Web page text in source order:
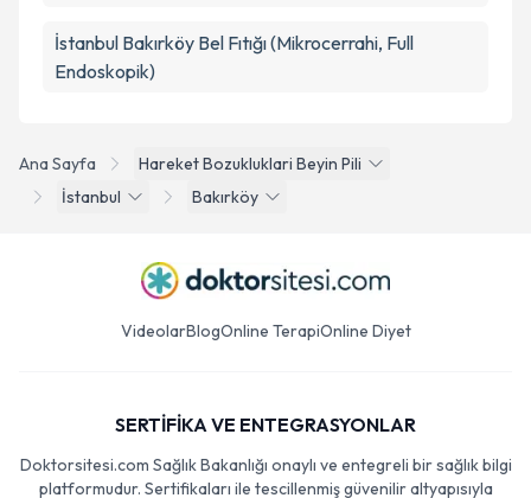
Ana Sayfa
Hareket Bozukluklari Beyin Pili
İstanbul
Bakırköy
İstanbul Bakırköy Bel Fıtığı (Mikrocerrahi, Full
Endoskopik)
VideolarBlogOnline TerapiOnline Diyet
SERTİFİKA VE ENTEGRASYONLAR
Doktorsitesi.com Sağlık Bakanlığı onaylı ve entegreli bir sağlık bilgi
platformudur. Sertifikaları ile tescillenmiş güvenilir altyapısıyla